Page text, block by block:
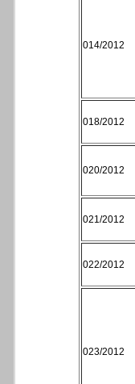
014/2012
018/2012
020/2012
021/2012
022/2012
023/2012